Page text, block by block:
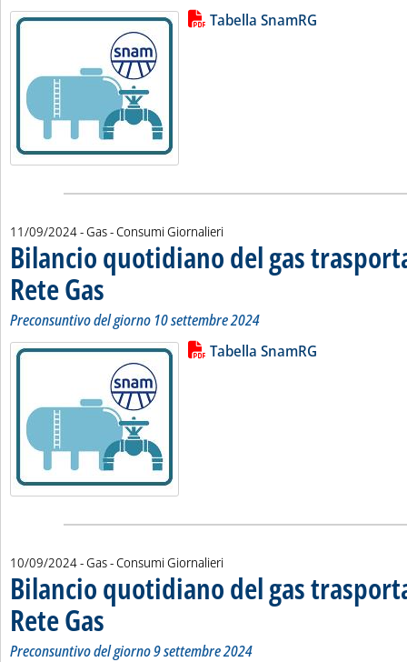
Leggi tutta la notizia: 'Bilancio
Lista allegati PDF alla notiziaTabella SnamRG
11/09/2024- Gas - Consumi Giornalieri
Bilancio quotidiano del gas
Rete Gas . Sottotitolo: Preconsuntivo del giorno 10 settembre 2024
. Pubblicata mercoledì 11 settembre 2024 alle 14.38.
Preconsuntivo del giorno 10 settembre 2024
Leggi tutta la notizia: 'Bilancio
Lista allegati PDF alla notiziaTabella SnamRG
10/09/2024- Gas - Consumi Giornalieri
Bilancio quotidiano del gas
Rete Gas . Sottotitolo: Preconsuntivo del giorno 9 settembre 2024
. Pubblicata martedì 10 settembre 2024 alle 11.26.
Preconsuntivo del giorno 9 settembre 2024